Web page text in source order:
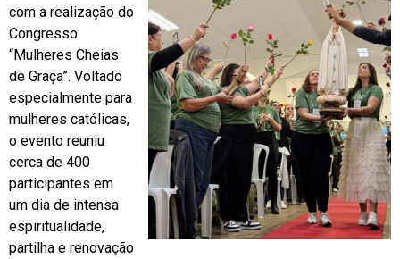
com a realização do
Congresso
“Mulheres Cheias
de Graça”. Voltado
especialmente para
mulheres católicas,
o evento reuniu
cerca de 400
participantes em
um dia de intensa
espiritualidade,
partilha e renovação